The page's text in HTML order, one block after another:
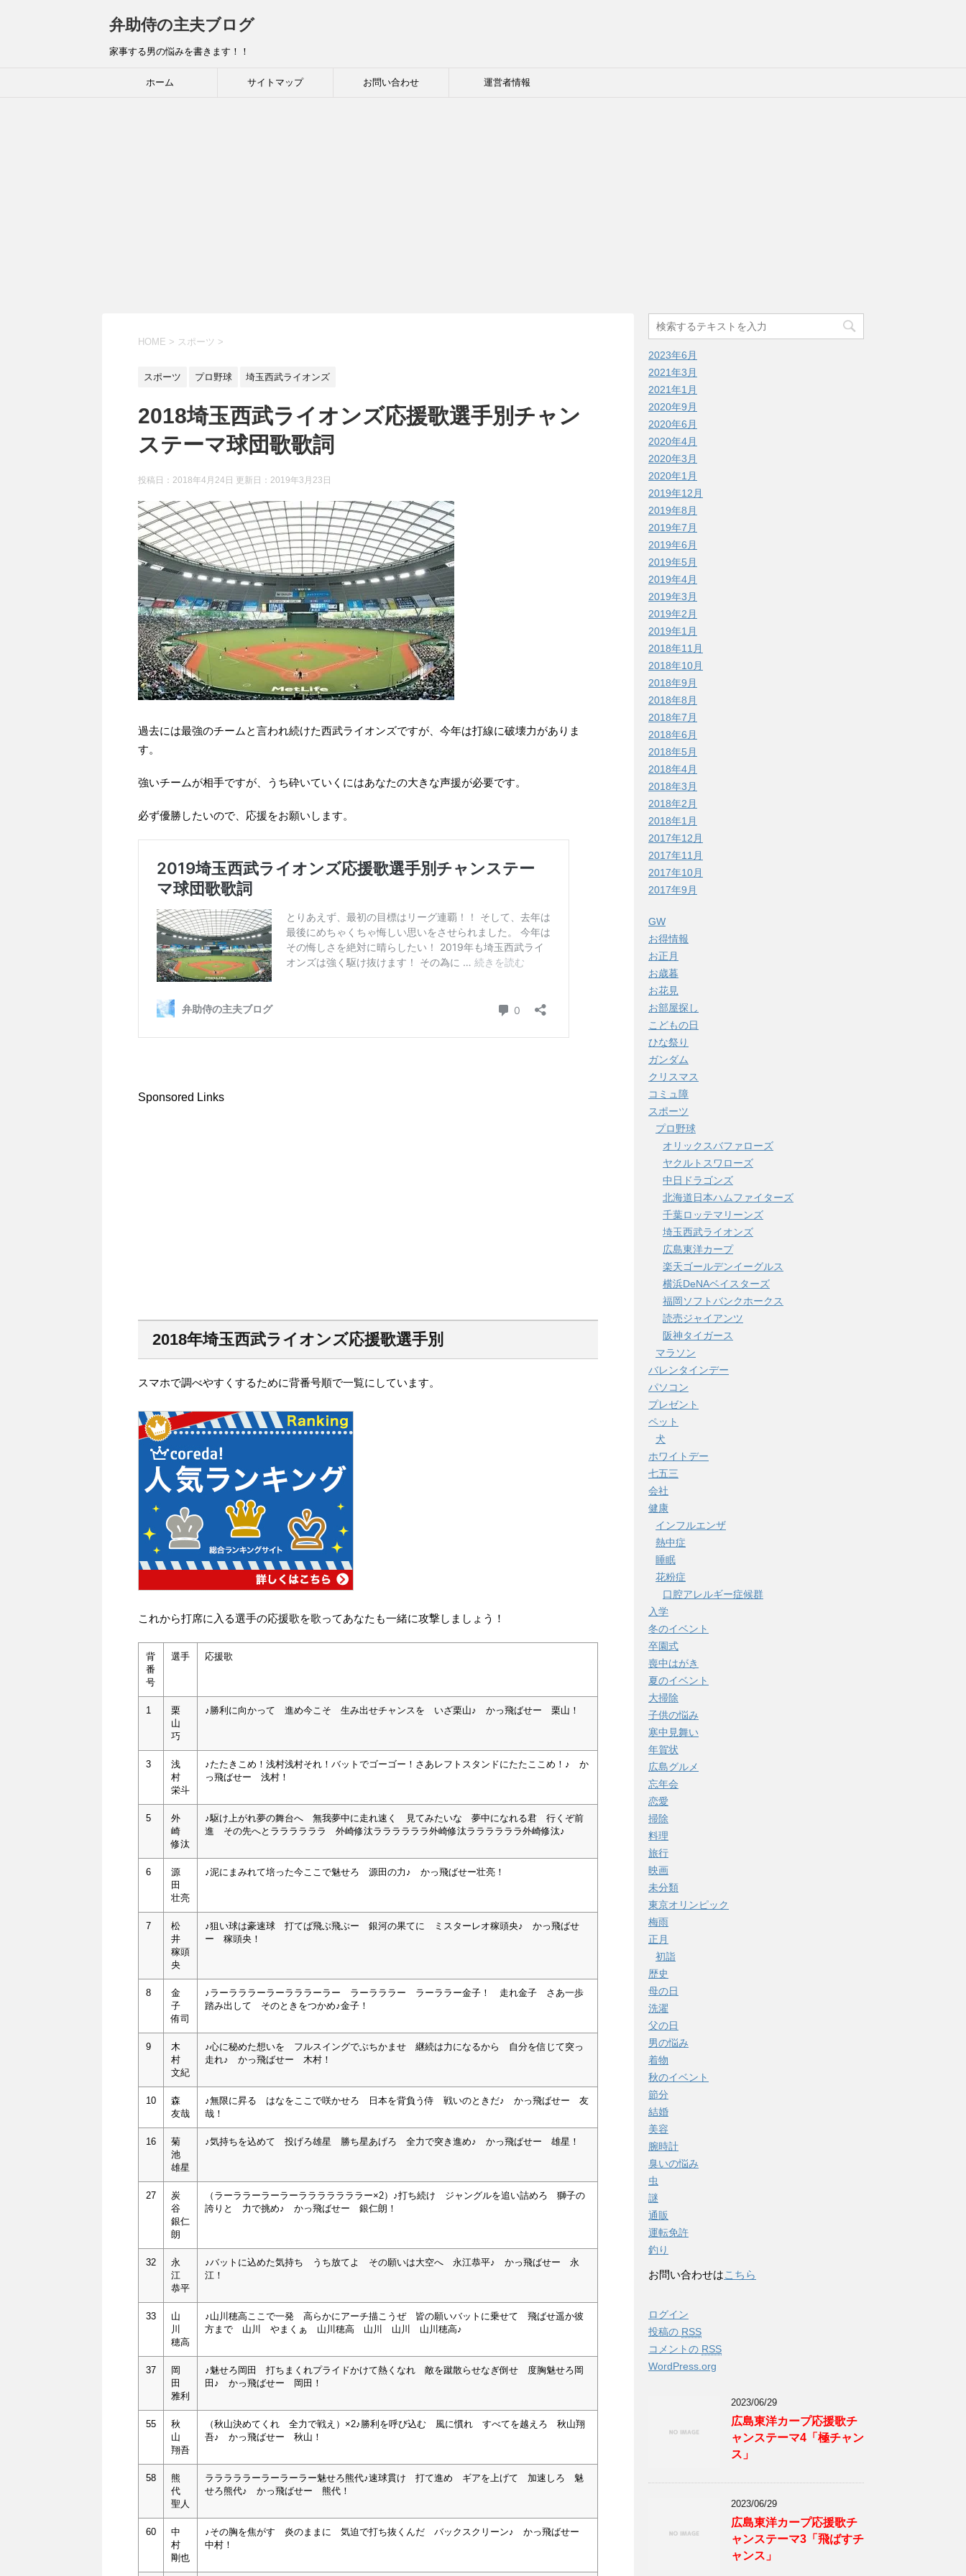
弁助侍の主夫ブログ
家事する男の悩みを書きます！！
ホーム サイトマップ お問い合わせ 運営者情報
HOME > スポーツ >
スポーツ プロ野球 埼玉西武ライオンズ
2018埼玉西武ライオンズ応援歌選手別チャン
ステーマ球団歌歌詞
投稿日：2018年4月24日 更新日： 2019年3月23日
過去には最強のチームと言われ続けた西武ライオンズですが、今年は打線に破壊力がありま
す。
強いチームが相手ですが、うち砕いていくにはあなたの大きな声援が必要です。
必ず優勝したいので、応援をお願いします。
Sponsored Links
2018年埼玉西武ライオンズ応援歌選手別
スマホで調べやすくするために背番号順で一覧にしています。
これから打席に入る選手の応援歌を歌ってあなたも一緒に攻撃しましょう！
背
番
号
選手 応援歌
1
栗
山
巧
♪勝利に向かって 進め今こそ 生み出せチャンスを いざ栗山♪ かっ飛ばせー 栗山！
3
浅
村
栄斗
♪たたきこめ！浅村浅村それ！バットでゴーゴー！さあレフトスタンドにたたここめ！♪ か
っ飛ばせー 浅村！
5
外
崎
修汰
♪駆け上がれ夢の舞台へ 無我夢中に走れ速く 見てみたいな 夢中になれる君 行くぞ前
進 その先へとララララララ 外崎修汰ララララララ外崎修汰ララララララ外崎修汰♪
6
源
田
壮亮
♪泥にまみれて培った今ここで魅せろ 源田の力♪ かっ飛ばせー壮亮！
7
松
井
稼頭
央
♪狙い球は豪速球 打てば飛ぶ飛ぶー 銀河の果てに ミスターレオ稼頭央♪ かっ飛ばせ
ー 稼頭央！
8
金
子
侑司
♪ラーラララーラーラララーラー ラーラララー ラーララー金子！ 走れ金子 さあ一歩
踏み出して そのときをつかめ♪金子！
9
木
村
文紀
♪心に秘めた想いを フルスイングでぶちかませ 継続は力になるから 自分を信じて突っ
走れ♪ かっ飛ばせー 木村！
10
森
友哉
♪無限に昇る はなをここで咲かせろ 日本を背負う侍 戦いのときだ♪ かっ飛ばせー 友
哉！
16
菊
池
雄星
♪気持ちを込めて 投げろ雄星 勝ち星あげろ 全力で突き進め♪ かっ飛ばせー 雄星！
27
炭
谷
銀仁
朗
（ラーララーラーラーラララララララー×2）♪打ち続け ジャングルを追い詰めろ 獅子の
誇りと 力で挑め♪ かっ飛ばせー 銀仁朗！
32
永
江
恭平
♪バットに込めた気持ち うち放てよ その願いは大空へ 永江恭平♪ かっ飛ばせー 永
江！
33
山
川
穂高
♪山川穂高ここで一発 高らかにアーチ描こうぜ 皆の願いバットに乗せて 飛ばせ遥か彼
方まで 山川 やまくぁ 山川穂高 山川 山川 山川穂高♪
37
岡
田
雅利
♪魅せろ岡田 打ちまくれプライドかけて熱くなれ 敵を蹴散らせなぎ倒せ 度胸魅せろ岡
田♪ かっ飛ばせー 岡田！
55
秋
山
翔吾
（秋山決めてくれ 全力で戦え）×2♪勝利を呼び込む 風に慣れ すべてを越えろ 秋山翔
吾♪ かっ飛ばせー 秋山！
58
熊
代
聖人
ラララララーラーラーラー魅せろ熊代♪速球貫け 打て進め ギアを上げて 加速しろ 魅
せろ熊代♪ かっ飛ばせー 熊代！
60
中
村
剛也
♪その胸を焦がす 炎のままに 気迫で打ち抜くんだ バックスクリーン♪ かっ飛ばせー
中村！
2023年6月
2021年3月
2021年1月
2020年9月
2020年6月
2020年4月
2020年3月
2020年1月
2019年12月
2019年8月
2019年7月
2019年6月
2019年5月
2019年4月
2019年3月
2019年2月
2019年1月
2018年11月
2018年10月
2018年9月
2018年8月
2018年7月
2018年6月
2018年5月
2018年4月
2018年3月
2018年2月
2018年1月
2017年12月
2017年11月
2017年10月
2017年9月
GW
お得情報
お正月
お歳暮
お花見
お部屋探し
こどもの日
ひな祭り
ガンダム
クリスマス
コミュ障
スポーツ
プロ野球
オリックスバファローズ
ヤクルトスワローズ
中日ドラゴンズ
北海道日本ハムファイターズ
千葉ロッテマリーンズ
埼玉西武ライオンズ
広島東洋カープ
楽天ゴールデンイーグルス
横浜DeNAベイスターズ
福岡ソフトバンクホークス
読売ジャイアンツ
阪神タイガース
マラソン
バレンタインデー
パソコン
プレゼント
ペット
犬
ホワイトデー
七五三
会社
健康
インフルエンザ
熱中症
睡眠
花粉症
口腔アレルギー症候群
入学
冬のイベント
卒園式
喪中はがき
夏のイベント
大掃除
子供の悩み
寒中見舞い
年賀状
広島グルメ
忘年会
恋愛
掃除
料理
旅行
映画
未分類
東京オリンピック
梅雨
正月
初詣
歴史
母の日
洗濯
父の日
男の悩み
着物
秋のイベント
節分
結婚
美容
腕時計
臭いの悩み
虫
謎
通販
運転免許
釣り
お問い合わせはこちら
ログイン
投稿の RSS
コメントの RSS
WordPress.org
2023/06/29
広島東洋カープ応援歌チ
ャンステーマ4「極チャン
ス」
2023/06/29
広島東洋カープ応援歌チ
ャンステーマ3「飛ばすチ
ャンス」